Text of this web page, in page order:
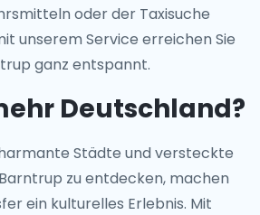
oder der Taxisuche
unserem Service erreichen Sie
ganz entspannt.
Deutschland?
Städte und versteckte
zu entdecken, machen
ein kulturelles Erlebnis. Mit